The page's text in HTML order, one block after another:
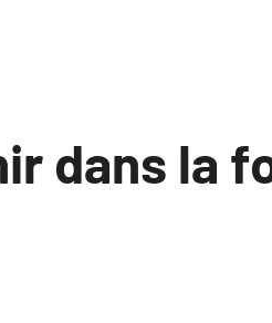
dans la